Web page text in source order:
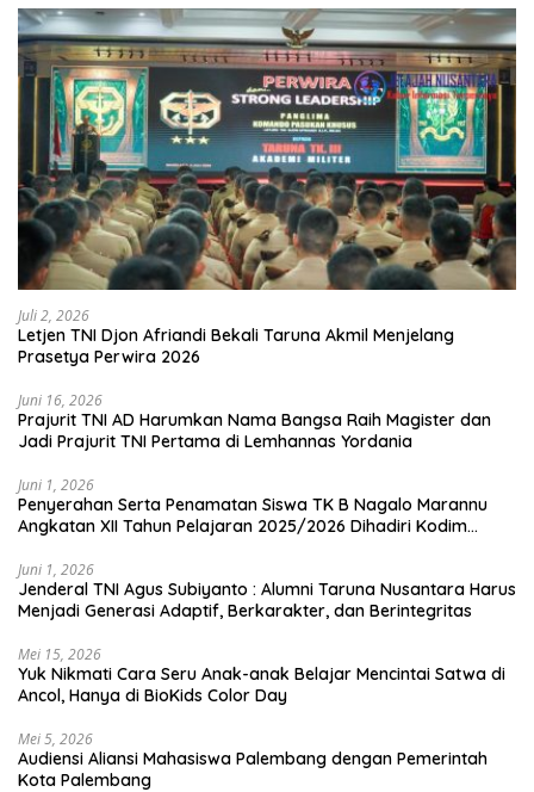
Juli 2, 2026
Letjen TNI Djon Afriandi Bekali Taruna Akmil Menjelang
Prasetya Perwira 2026
Juni 16, 2026
Prajurit TNI AD Harumkan Nama Bangsa Raih Magister dan
Jadi Prajurit TNI Pertama di Lemhannas Yordania
Juni 1, 2026
Penyerahan Serta Penamatan Siswa TK B Nagalo Marannu
Angkatan XII Tahun Pelajaran 2025/2026 Dihadiri Kodim
Juni 1, 2026
Jenderal TNI Agus Subiyanto : Alumni Taruna Nusantara Harus
Menjadi Generasi Adaptif, Berkarakter, dan Berintegritas
Mei 15, 2026
Yuk Nikmati Cara Seru Anak-anak Belajar Mencintai Satwa di
Ancol, Hanya di BioKids Color Day
Mei 5, 2026
Audiensi Aliansi Mahasiswa Palembang dengan Pemerintah
Kota Palembang